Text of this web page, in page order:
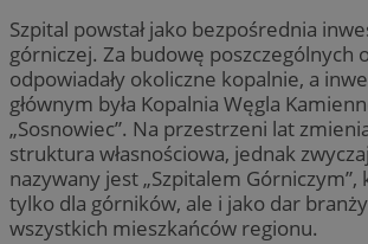
Szpital powstał jako bezpośrednia
górniczej. Za budowę poszczególnych
odpowiadały okoliczne kopalnie, a
głównym była Kopalnia Węgla
„Sosnowiec”. Na przestrzeni lat
struktura własnościowa, jednak
nazywany jest „Szpitalem Górniczym”,
tylko dla górników, ale i jako dar
wszystkich mieszkańców regionu.